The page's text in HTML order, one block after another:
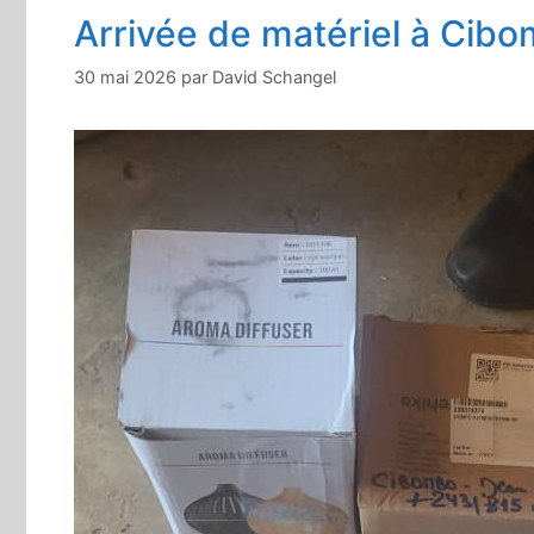
Arrivée de matériel à
30 mai 2026 par David Schangel